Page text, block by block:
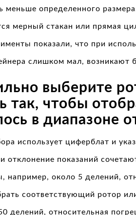
меньше определенного
мерный стакан или прямая
показали, что при
слишком мал, возникают
выберите
так, чтобы
в диапазоне
использует циферблат и
отклонение показаний
например, около 5 делений,
соответствующий ротор
делений, относительная